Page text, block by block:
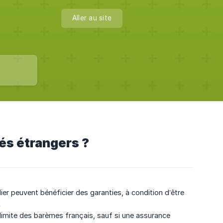
Aller au site
étrangers ?
peuvent bénéficier des garanties, à condition d’être
des barèmes français, sauf si une assurance